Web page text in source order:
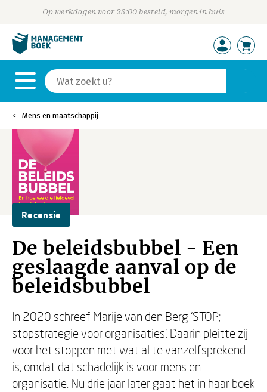
Op werkdagen voor 23:00 besteld, morgen in huis
Mens en maatschappij
Recensie
De beleidsbubbel - Een
geslaagde aanval op de
beleidsbubbel
In 2020 schreef Marije van den Berg ‘STOP;
stopstrategie voor organisaties’. Daarin pleitte zij
voor het stoppen met wat al te vanzelfsprekend
is, omdat dat schadelijk is voor mens en
organisatie. Nu drie jaar later gaat het in haar boek